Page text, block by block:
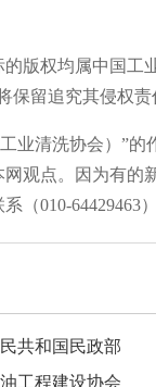
版权均属中国
保留追究其侵权
业清洗协会）”
观点。因为有
（010-
共和国民政部
工程建设协会